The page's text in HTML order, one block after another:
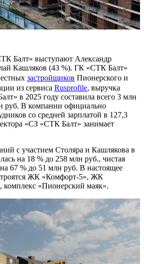
Балт» выступают Александр
Кашляков (43 %). ГК «СТК Балт»
застройщиков Пионерского и
из сервиса Rusprofile, выручка
в 2025 году составила всего 3 млн
руб. В компании официально
со средней зарплатой в 127,3
«СЗ «СТК Балт» занимает
с участием Столяра и Кашлякова в
на 18 % до 258 млн руб., чистая
67 % до 51 млн руб. В настоящее
ЖК «Комфорт-5», ЖК
комплекс «Пионерский маяк».